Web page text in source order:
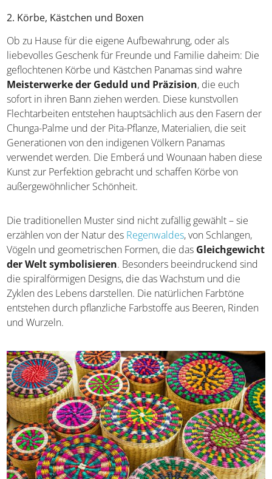
trägt die Seele einer jahrtausendealten Tradition in sich.
2. Körbe, Kästchen und Boxen
Ob zu Hause für die eigene Aufbewahrung, oder als
liebevolles Geschenk für Freunde und Familie daheim:
Die geflochtenen Körbe und Kästchen Panamas sind
wahre
Meisterwerke der Geduld und Präzision
, die
euch sofort in ihren Bann ziehen werden. Diese
kunstvollen Flechtarbeiten entstehen hauptsächlich aus
den Fasern der Chunga-Palme und der Pita-Pflanze,
Materialien, die seit Generationen von den indigenen
Völkern Panamas verwendet werden. Die Emberá und
schaffen Körbe von außergewöhnlicher Schönheit.
Die traditionellen Muster sind nicht zufällig gewählt – sie
erzählen von der Natur des
Regenwaldes
, von Schlangen,
Vögeln und geometrischen Formen, die das
Gleichgewicht der Welt symbolisieren
. Besonders
beeindruckend sind die spiralförmigen Designs, die das
Farbstoffe aus Beeren, Rinden und Wurzeln.